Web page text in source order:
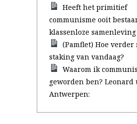
Heeft het primitief
communisme ooit
klassenloze
(Pamflet) Hoe verder
staking van vandaag?
Waarom ik
geworden ben? Leonard
Antwerpen: